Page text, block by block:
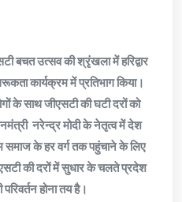
बचत उत्सव की श्रृंखला में हरिद्वार
कार्यक्रम में प्रतिभाग किया।
के साथ जीएसटी की घटी दरों को
नरेन्द्र मोदी के नेतृत्व में देश
समाज के हर वर्ग तक पहुंचाने के लिए
की दरों में सुधार के चलते प्रदेश
होना तय है।